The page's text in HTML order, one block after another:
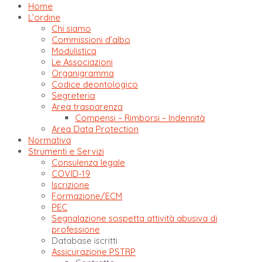
Home
L’ordine
Chi siamo
Commissioni d’albo
Modulistica
Le Associazioni
Organigramma
Codice deontologico
Segreteria
Area trasparenza
Compensi – Rimborsi – Indennità
Area Data Protection
Normativa
Strumenti e Servizi
Consulenza legale
COVID-19
Iscrizione
Formazione/ECM
PEC
Segnalazione sospetta attività abusiva di
professione
Database iscritti
Assicurazione PSTRP